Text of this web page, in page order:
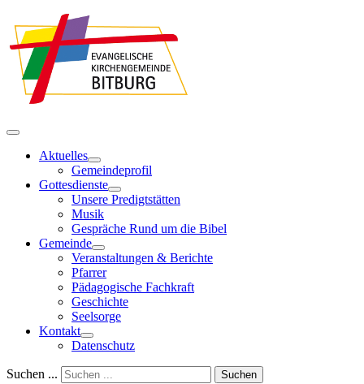
Aktuelles
Gemeindeprofil
Gottesdienste
Unsere Predigtstätten
Musik
Gespräche Rund um die Bibel
Gemeinde
Veranstaltungen & Berichte
Pfarrer
Pädagogische Fachkraft
Geschichte
Seelsorge
Kontakt
Datenschutz
Suchen ... Suchen